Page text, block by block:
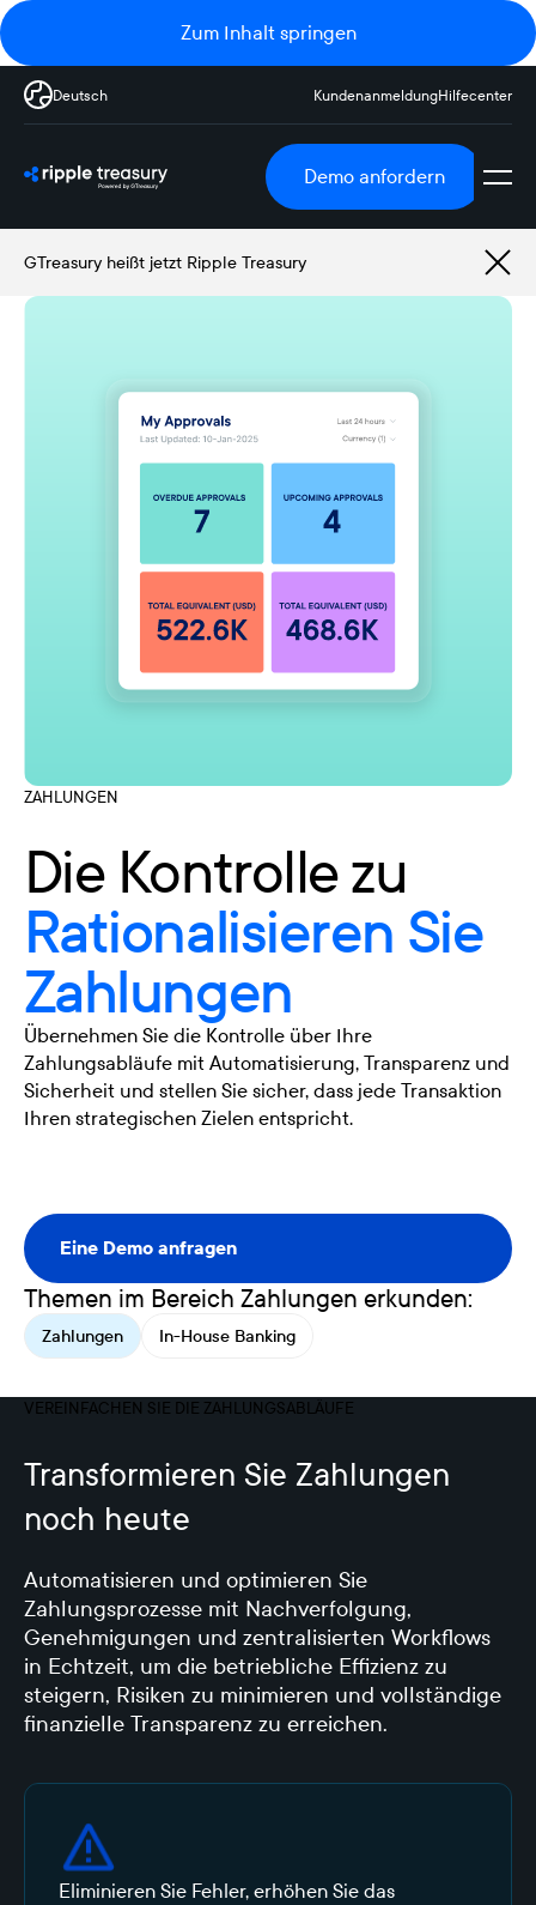
Zum Inhalt springen
Deutsch KundenanmeldungHilfecenter
Demo anfordern
GTreasury heißt jetzt Ripple Treasury
ZAHLUNGEN
Die Kontrolle zu
Rationalisieren Sie
Zahlungen
Übernehmen Sie die Kontrolle über Ihre
Zahlungsabläufe mit Automatisierung, Transparenz und
Sicherheit und stellen Sie sicher, dass jede Transaktion
Ihren strategischen Zielen entspricht.
Eine Demo anfragen
Eine Demo anfragen
Themen im Bereich Zahlungen erkunden:
Zahlungen In-House Banking
VEREINFACHEN SIE DIE ZAHLUNGSABLÄUFE
Transformieren Sie Zahlungen
noch heute
Automatisieren und optimieren Sie
Zahlungsprozesse mit Nachverfolgung,
Genehmigungen und zentralisierten Workflows
in Echtzeit, um die betriebliche Effizienz zu
steigern, Risiken zu minimieren und vollständige
finanzielle Transparenz zu erreichen.
Eliminieren Sie Fehler, erhöhen Sie das